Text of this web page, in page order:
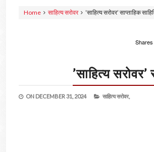
Home साहित्य सरोवर ’साहित्य सरोवर’ साप्ताहिक
Shares
’साहित्य
ON DECEMBER 31, 2024 साहित्य सरोवर,